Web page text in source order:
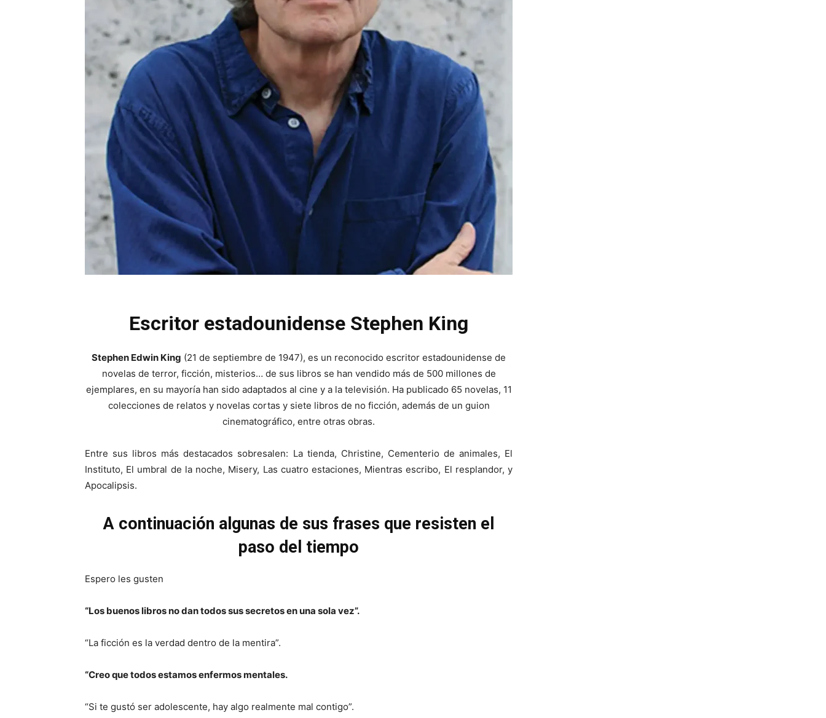
Escritor estadounidense Stephen King
Stephen Edwin King (21 de septiembre de 1947), es un reconocido escritor estadounidense de
novelas de terror, ficción, misterios… de sus libros se han vendido más de 500 millones de
ejemplares, en su mayoría han sido adaptados al cine y a la televisión. Ha publicado 65 novelas, 11
colecciones de relatos y novelas cortas y siete libros de no ficción, además de un guion
cinematográfico, entre otras obras.
Entre sus libros más destacados sobresalen: La tienda, Christine, Cementerio de animales, El
Instituto, El umbral de la noche, Misery, Las cuatro estaciones, Mientras escribo, El resplandor, y
Apocalipsis.
A continuación algunas de sus frases que resisten el
paso del tiempo
Espero les gusten
“Los buenos libros no dan todos sus secretos en una sola vez”.
“La ficción es la verdad dentro de la mentira”.
“Creo que todos estamos enfermos mentales.
“Si te gustó ser adolescente, hay algo realmente mal contigo”.